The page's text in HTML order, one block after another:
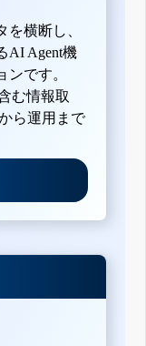
を横断し、
AI Agent機
です。
む情報取
ら運用まで